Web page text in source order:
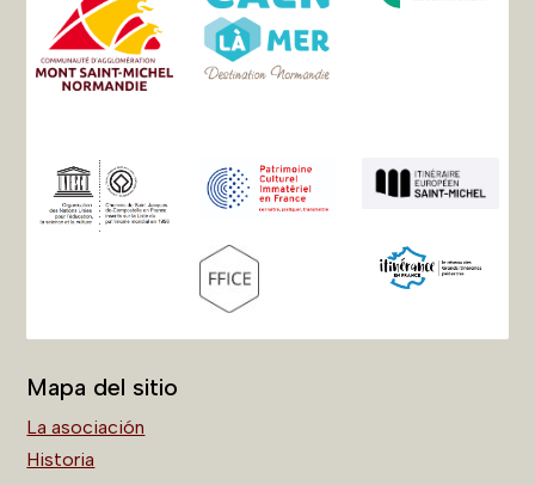
Mapa del sitio
La asociación
Historia